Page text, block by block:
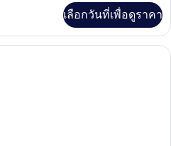
เลือกวันที่เพื่อดูราคา
ห้องพัก, เตียงเดี่ยว 1 เตียง | เครื่องน